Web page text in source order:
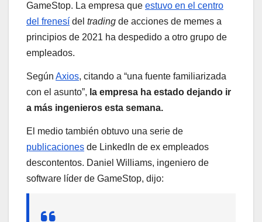
GameStop. La empresa que estuvo en el centro
del frenesí del trading de acciones de memes a
principios de 2021 ha despedido a otro grupo de
empleados.
Según Axios, citando a “una fuente familiarizada
con el asunto”, la empresa ha estado dejando ir
a más ingenieros esta semana.
El medio también obtuvo una serie de
publicaciones de LinkedIn de ex empleados
descontentos. Daniel Williams, ingeniero de
software líder de GameStop, dijo: